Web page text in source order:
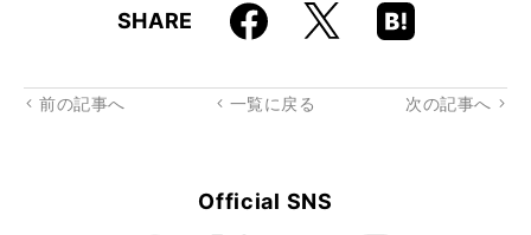
SHARE Faceboo
k
X
Hatena
Boo
rk
前の記事へ 一覧に戻る 次の記事へ
Official SNS